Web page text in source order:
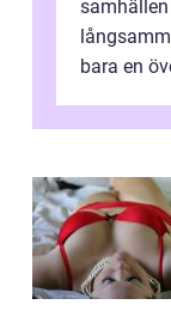
bara en
utgå...